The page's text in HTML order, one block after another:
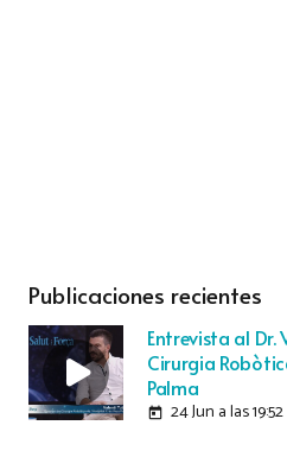
Publicaciones recientes
Entrevista al Dr.
Cirurgia
Palma
today 24 Jun a las 19:52